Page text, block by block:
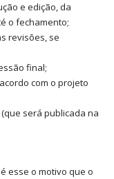
e edição, da
o fechamento;
revisões, se
final;
com o projeto
será publicada na
esse o motivo que o